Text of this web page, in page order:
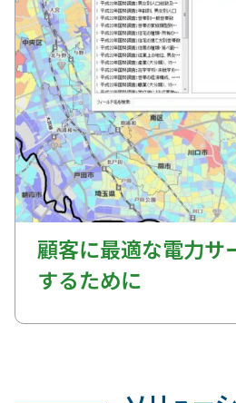
顧客に最適な電力サ
するために